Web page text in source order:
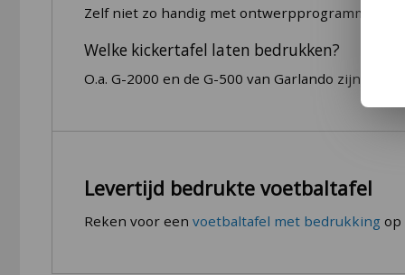
Als laatste leg je de voetbaltafel even
Montageservice: wij zetten je voetbaltafel in
Het zelf monteren is niet moeilijk, maar je bent
wij leveren de FAS voetbaltafel dan volledig
Levertijd bedrukte voetbaltafel
Reken voor een voetbaltafel met bedrukking op
Zelf niet zo handig met ontwerpprogramma's?
Welke kickertafel laten bedrukken?
O.a. G-2000 en de G-500 van Garlando zijn